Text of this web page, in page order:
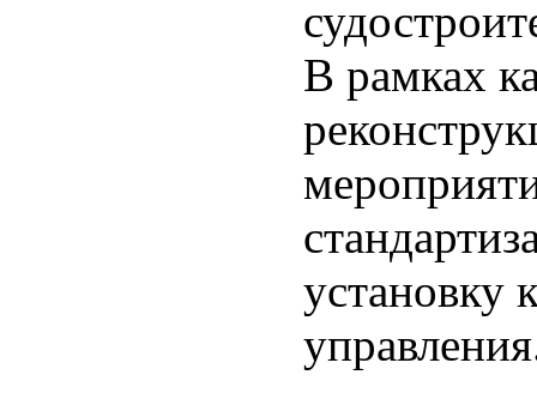
В рамках
установку